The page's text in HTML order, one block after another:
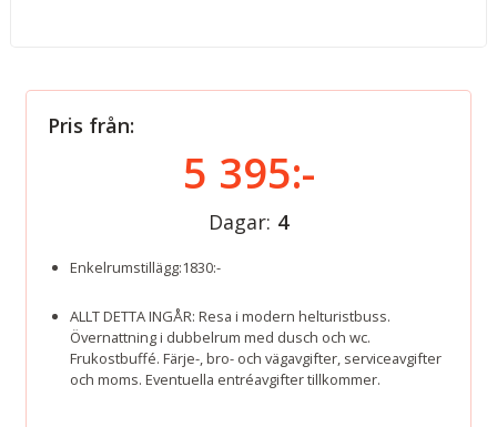
Pris från:
5 395:-
Dagar: 4
Enkelrumstillägg:1830:-
ALLT DETTA INGÅR: Resa i modern helturistbuss.
Övernattning i dubbelrum med dusch och wc.
Frukostbuffé. Färje-, bro- och vägavgifter, serviceavgifter
och moms. Eventuella entréavgifter tillkommer.